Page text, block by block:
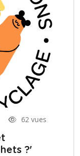
62 vues
?'